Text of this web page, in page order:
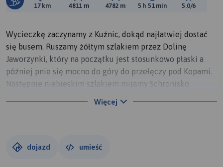
Długość trasy:
17 km Suma przewyższeń:
4811 m Suma spadków:
4782 m Średni czas potrzebny
5 h 51 min Ocena
5.0/6
Wycieczkę zaczynamy z Kuźnic, dokąd najłatwiej dostać
się busem. Ruszamy żółtym szlakiem przez Dolinę
Jaworzynki, który na początku jest stosunkowo płaski a
później pnie się mocno do góry do przełęczy pod Kopami.
Następnie niebieskim szlakiem mijamy Schronisko
Czarny Staw Gąsienicowy. Znad stawu świetnie widać
Kościelca, na który prowadzi stąd czarny szlak przez
Więcej
dojazd umieść